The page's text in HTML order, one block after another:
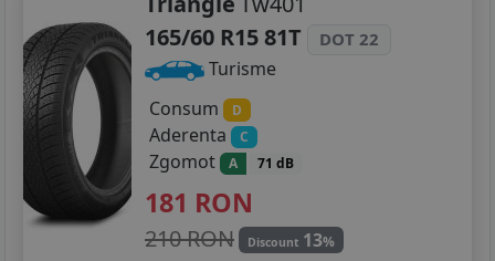
165/60 R15 81T
DOT 22
Turisme
Consum
D
Aderenta C
Zgomot A 71 dB
181 RON
210 RON Discount 13%